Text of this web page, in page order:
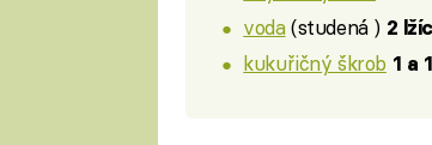
voda(studená ) 2
kukuřičný škrob 1 a